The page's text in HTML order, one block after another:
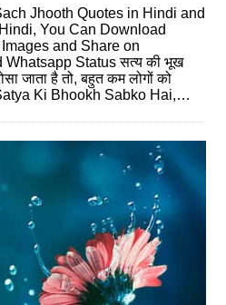
Jhooth Quotes in Hindi and
You Can Download
and Share on
Whatsapp Status सत्य की भूख
जाता है तो, बहुत कम लोगों को
Ki Bhookh Sabko Hai,…